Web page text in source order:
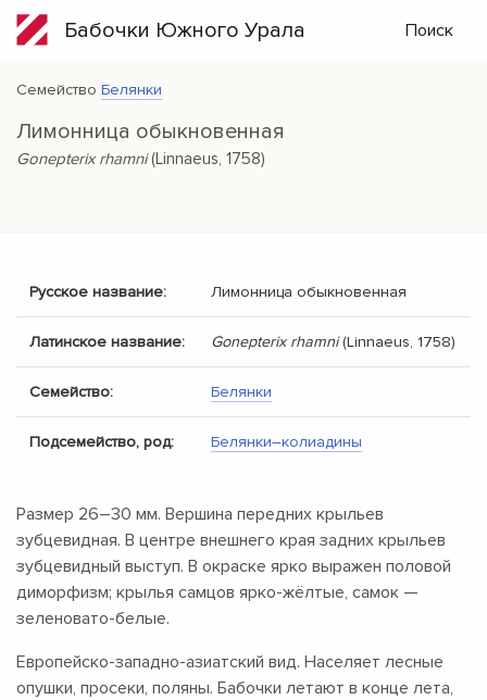
Бабочки Южного Урала Поиск
Семейство Белянки
Лимонница обыкновенная
Gonepterix rhamni(Linnaeus, 1758)
Русское название: Лимонница обыкновенная
Латинское название: Gonepterix rhamni(Linnaeus, 1758)
Семейство: Белянки
Подсемейство, род: Белянки–колиадины
Размер 26–30 мм. Вершина передних крыльев
зубцевидная. В центре внешнего края задних крыльев
зубцевидный выступ. В окраске ярко выражен половой
диморфизм; крылья самцов ярко-жёлтые, самок —
зеленовато-белые.
Европейско-западно-азиатский вид. Населяет лесные
опушки, просеки, поляны. Бабочки летают в конце лета,